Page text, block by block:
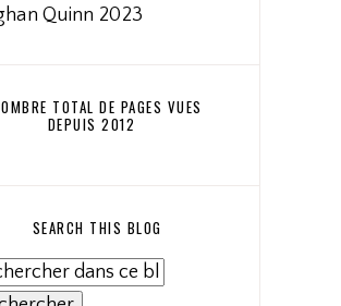
Quinn 2023
TOTAL DE PAGES VUES
DEPUIS 2012
SEARCH THIS BLOG